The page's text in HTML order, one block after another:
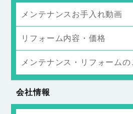
メンテナンスお手入れ動画
リフォーム内容・価格
メンテナンス・リフォームの
会社情報